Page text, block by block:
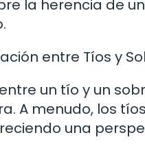
la herencia de
entre Tíos y
un tío y un
A menudo, los
una